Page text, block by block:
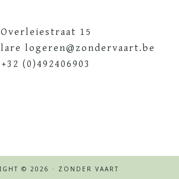
Overleiestraat 15
logeren@zondervaart.be
+32 (0)492406903
© 2026 · ZONDER VAART